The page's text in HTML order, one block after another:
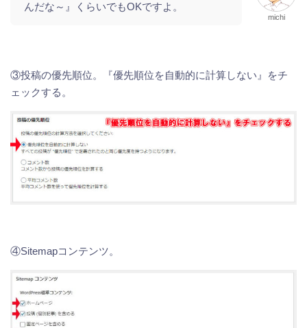
んだな～』くらいでもOKですよ。
michi
③投稿の優先順位。『優先順位を自動的に計算しない』をチ
ェックする。
④Sitemapコンテンツ。